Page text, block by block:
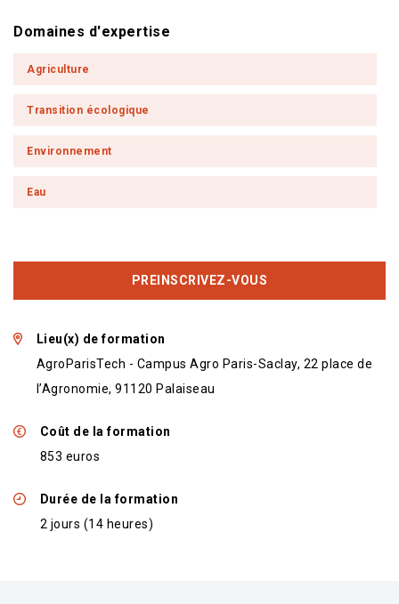
Domaines d'expertise
Agriculture
Transition écologique
Environnement
Eau
PREINSCRIVEZ-VOUS
Lieu(x) de formation
AgroParisTech - Campus Agro Paris-Saclay, 22 place de
l’Agronomie, 91120 Palaiseau
Coût de la formation
853 euros
Durée de la formation
2 jours (14 heures)